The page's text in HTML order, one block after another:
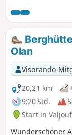
Olan
Visorando-
20,21 km
9:20 Std.
Start in
Wunderschöner